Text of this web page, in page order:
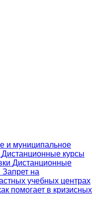
и муниципальное
Дистанционные курсы
Дистанционные
Запрет на
учебных центрах
помогает в кризисных